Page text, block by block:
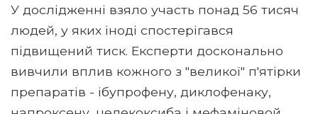
У дослідженні взяло участь понад 56 тисяч
людей, у яких іноді спостерігався
підвищений тиск. Експерти досконально
вивчили вплив кожного з "великої" п'ятірки
препаратів - ібупрофену, диклофенаку,